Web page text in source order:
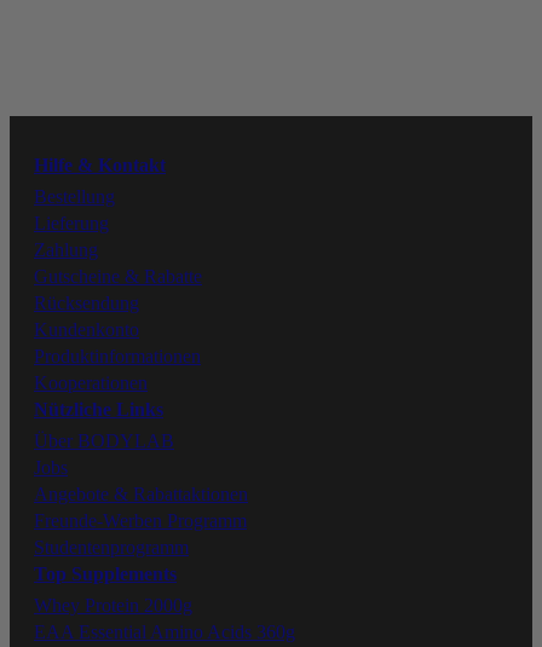
Instagram
Hilfe & Kontakt
Bestellung
Lieferung
Zahlung
Gutscheine & Rabatte
Rücksendung
Kundenkonto
Produktinformationen
Kooperationen
Nützliche Links
Über BODYLAB
Jobs
Angebote & Rabattaktionen
Freunde-Werben Programm
Studentenprogramm
Top Supplements
Whey Protein 2000g
EAA Essential Amino Acids 360g